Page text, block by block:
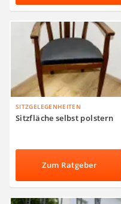
SITZGELEGENHEITEN
Sitzfläche selbst polstern
Zum Ratgeber